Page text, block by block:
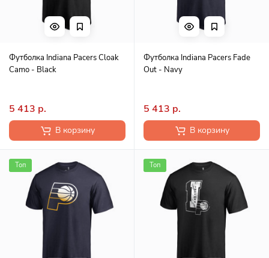
Футболка Indiana Pacers Cloak
Camo - Black
5 413 р.
В корзину
Футболка Indiana Pacers Fade
Out - Navy
5 413 р.
В корзину
Топ Топ